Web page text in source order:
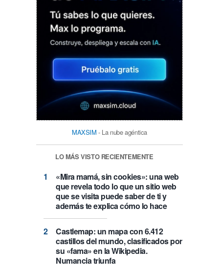
MAXSIM - La nube agéntica
LO MÁS VISTO RECIENTEMENTE
«Mira mamá, sin cookies»: una web
que revela todo lo que un sitio web
que se visita puede saber de ti y
además te explica cómo lo hace
Castlemap: un mapa con 6.412
castillos del mundo, clasificados por
su «fama» en la Wikipedia.
Numancia triunfa